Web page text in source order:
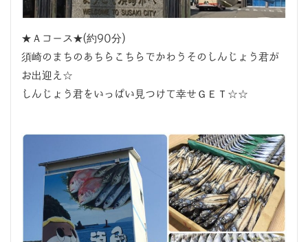
★Ａコース★(約90分)
須崎のまちのあちらこちらでかわうそのしんじょう君が
お出迎え☆
しんじょう君をいっぱい見つけて幸せＧＥＴ☆☆